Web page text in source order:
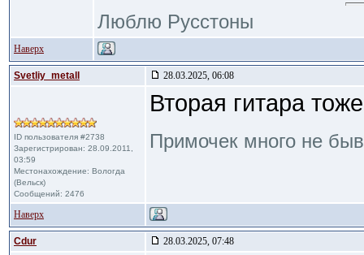
Люблю Русстоны
Наверх
Svetliy_metall 28.03.2025, 06:08
ID пользователя #2738
Зарегистрирован: 28.09.2011,
03:59
Местонахождение: Вологда
(Вельск)
Сообщений: 2476
Вторая гитара
Примочек много не
Наверх
Cdur 28.03.2025, 07:48